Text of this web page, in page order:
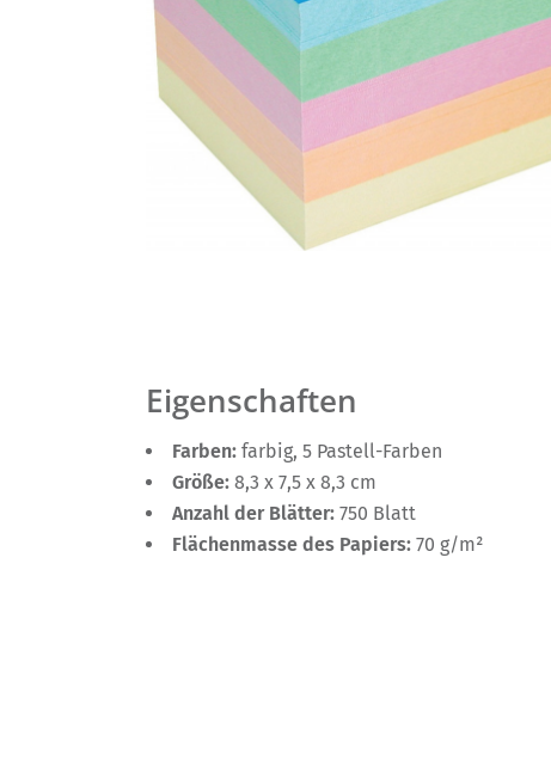
Eigenschaften
Farben: farbig, 5 Pastell-Farben
Größe: 8,3 x 7,5 x 8,3 cm
Anzahl der Blätter: 750 Blatt
Flächenmasse des Papiers: 70 g/m²